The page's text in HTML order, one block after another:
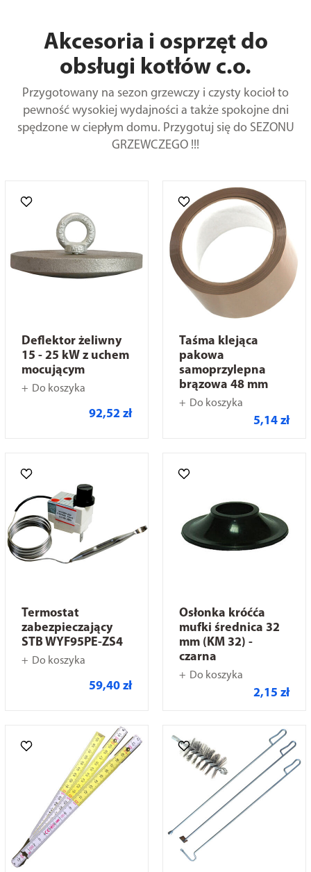
Akcesoria i osprzęt do
obsługi kotłów c.o.
Przygotowany na sezon grzewczy i czysty kocioł to
pewność wysokiej wydajności a także spokojne dni
spędzone w ciepłym domu. Przygotuj się do SEZONU
GRZEWCZEGO !!!
Deflektor żeliwny
15 - 25 kW z uchem
mocującym
Do koszyka
92,52 zł
Taśma klejąca
pakowa
samoprzylepna
brązowa 48 mm
Do koszyka
5,14 zł
Termostat
zabezpieczający
STB WYF95PE-ZS4
Do koszyka
59,40 zł
Osłonka króćća
mufki średnica 32
mm (KM 32) -
czarna
Do koszyka
2,15 zł